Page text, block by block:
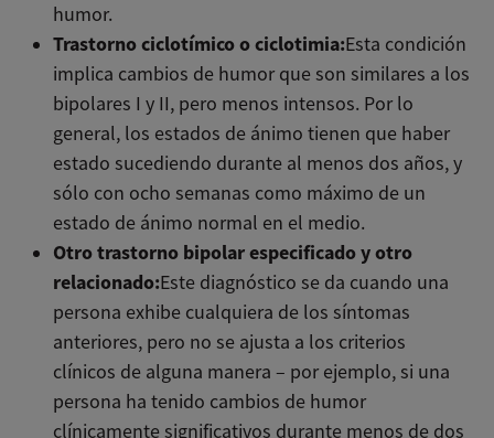
humor.
Trastorno ciclotímico o ciclotimia:Esta condición
implica cambios de humor que son similares a los
bipolares I y II, pero menos intensos. Por lo
general, los estados de ánimo tienen que haber
estado sucediendo durante al menos dos años, y
sólo con ocho semanas como máximo de un
estado de ánimo normal en el medio.
Otro trastorno bipolar especificado y otro
relacionado:Este diagnóstico se da cuando una
persona exhibe cualquiera de los síntomas
anteriores, pero no se ajusta a los criterios
clínicos de alguna manera – por ejemplo, si una
persona ha tenido cambios de humor
clínicamente significativos durante menos de dos